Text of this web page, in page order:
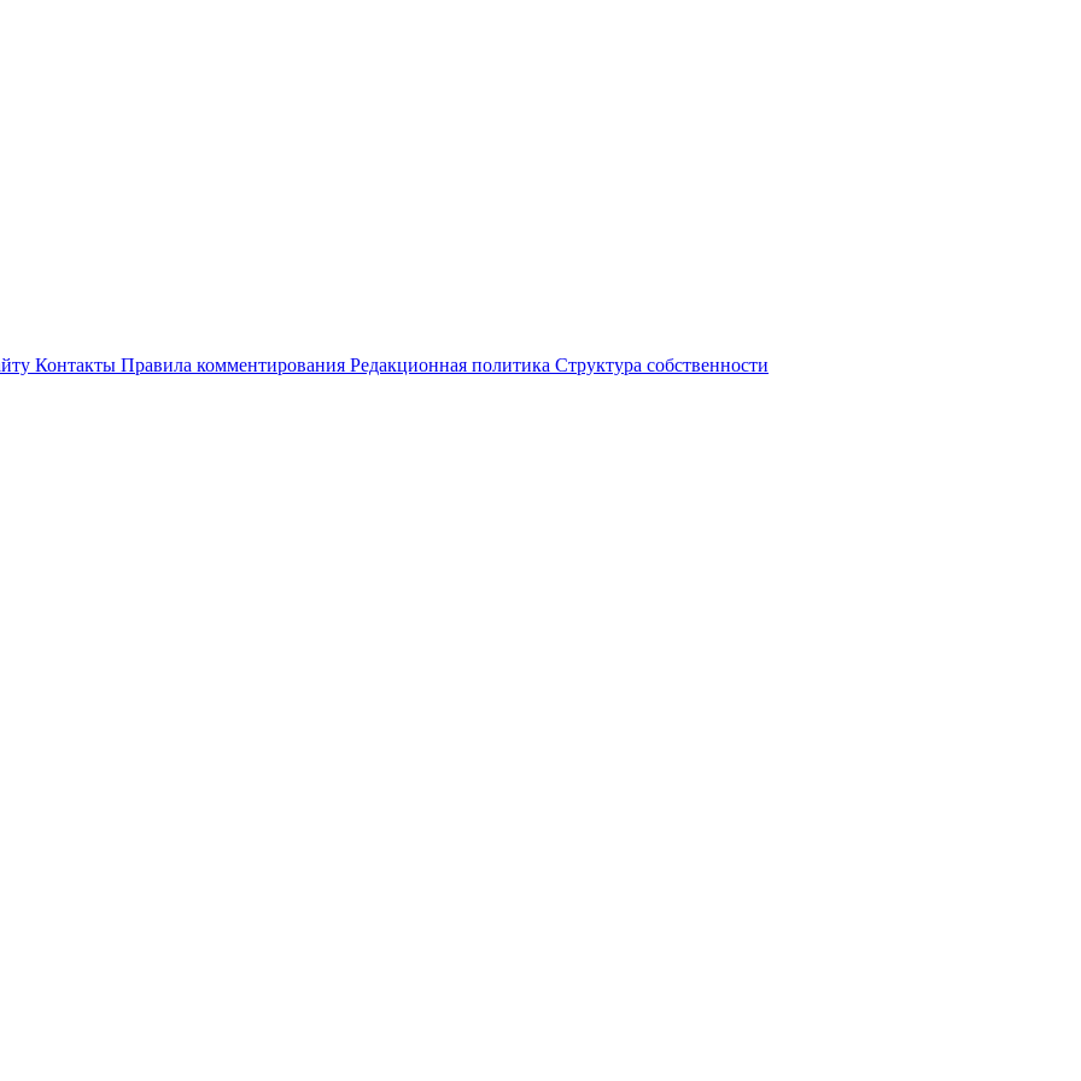
Контакты Правила комментирования Редакционная политика Структура собственности